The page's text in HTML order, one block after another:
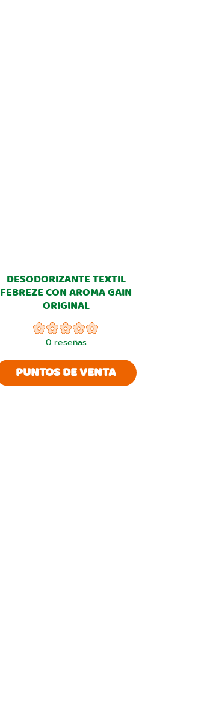
DESODORIZANTE TEXTIL
FEBREZE CON AROMA GAIN
ORIGINAL
0 reseñas
PUNTOS DE VENTA